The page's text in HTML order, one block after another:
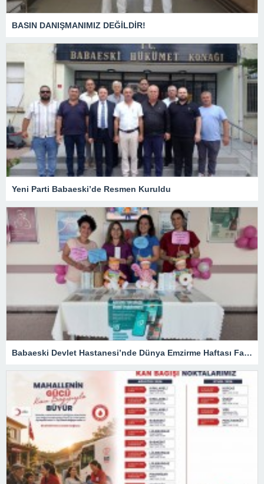
BASIN DANIŞMANIMIZ DEĞİLDİR!
Yeni Parti Babaeski’de Resmen Kuruldu
Babaeski Devlet Hastanesi’nde Dünya Emzirme Haftası Farkındalığı